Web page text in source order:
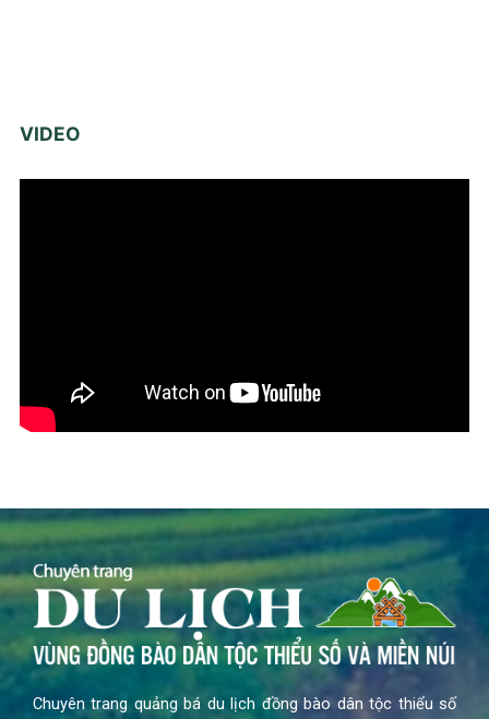
VIDEO
Chuyên trang quảng bá du lịch đồng bào dân tộc thiểu số